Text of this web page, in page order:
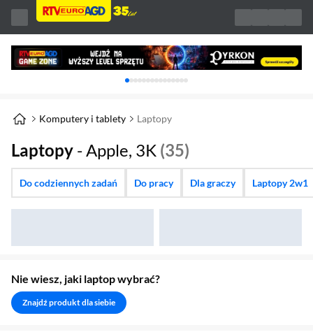
Karuzela z banerami, aktualny element 1 z
Komputery i tablety Laptopy
Laptopy - Apple, 3K (35)
Do codziennych zadań Do pracy Dla graczy Laptopy 2w1
Nie wiesz, jaki laptop wybrać?
Znajdź produkt dla siebie